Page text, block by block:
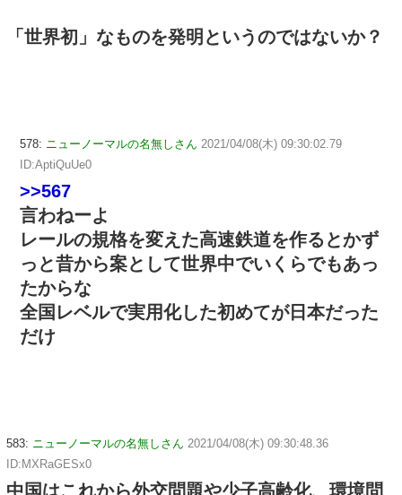
「世界初」なものを発明というのではないか？
578: ニューノーマルの名無しさん 2021/04/08(木) 09:30:02.79
ID:AptiQuUe0
>>567
言わねーよ
レールの規格を変えた高速鉄道を作るとかず
っと昔から案として世界中でいくらでもあっ
たからな
全国レベルで実用化した初めてが日本だった
だけ
583: ニューノーマルの名無しさん 2021/04/08(木) 09:30:48.36
ID:MXRaGESx0
中国はこれから外交問題や少子高齢化、環境問